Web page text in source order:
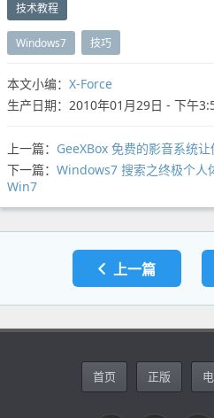
技术教程
Windows7 技巧
本文小编： X-Force
生产日期：2010年01月29日 - 下午
上一篇： GeeXBox 免费的影音系统
下一篇： Windows7 搜索之终极个人
Win7
上一篇
首页 正版